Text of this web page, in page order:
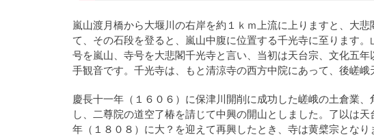
嵐山渡月橋から大堰川の右岸を約１ｋｍ上流に上りますと、大
て、その石段を登ると、嵐山中腹に位置する千光寺に至ります
号を嵐山、寺号を大悲閣千光寺と言い、当初は天台宗、文化五
手観音です。千光寺は、もと清涼寺の西方中院にあって、後嵯峨
慶長十一年（１６０６）に保津川開削に成功した嵯峨の土倉業
し、二尊院の道空了椿を請じて中興の開山としました。了以は
年（１８０８）に大？を迎えて再興したとき、寺は黄檗宗となり